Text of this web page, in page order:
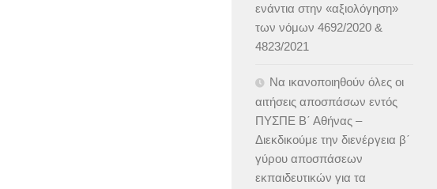
ενάντια στην «αξιολόγηση»
των νόμων 4692/2020 &
4823/2021
Να ικανοποιηθούν όλες οι
αιτήσεις αποσπάσων εντός
ΠΥΣΠΕ Β΄ Αθήνας –
Διεκδικούμε την διενέργεια β΄
γύρου αποσπάσεων
εκπαιδευτικών για τα